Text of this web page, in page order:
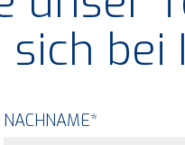
NACHNAME*